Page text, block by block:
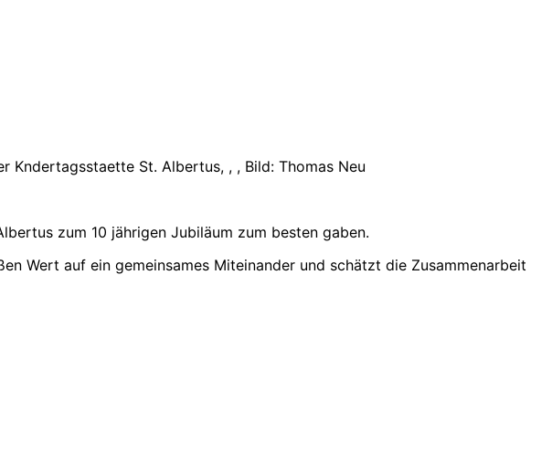
Kndertagsstaette St. Albertus, , , Bild: Thomas Neu
zum 10 jährigen Jubiläum zum besten gaben.
Wert auf ein gemeinsames Miteinander und schätzt die Zusammenarbeit